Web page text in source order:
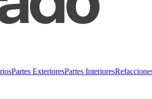
Partes ExterioresPartes Interiores